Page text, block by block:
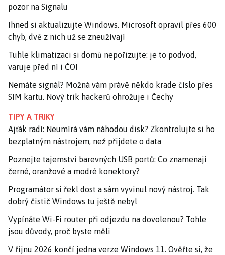
pozor na Signalu
Ihned si aktualizujte Windows. Microsoft opravil přes 600
chyb, dvě z nich už se zneužívají
Tuhle klimatizaci si domů nepořizujte: je to podvod,
varuje před ní i ČOI
Nemáte signál? Možná vám právě někdo krade číslo přes
SIM kartu. Nový trik hackerů ohrožuje i Čechy
TIPY A TRIKY
Ajťák radí: Neumírá vám náhodou disk? Zkontrolujte si ho
bezplatným nástrojem, než přijdete o data
Poznejte tajemství barevných USB portů: Co znamenají
černé, oranžové a modré konektory?
Programátor si řekl dost a sám vyvinul nový nástroj. Tak
dobrý čistič Windows tu ještě nebyl
Vypínáte Wi-Fi router při odjezdu na dovolenou? Tohle
jsou důvody, proč byste měli
V říjnu 2026 končí jedna verze Windows 11. Ověřte si, že